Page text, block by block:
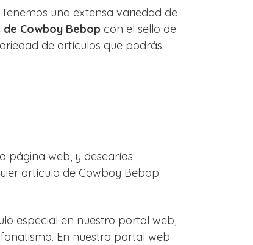
una extensa variedad de
de Cowboy Bebop con el sello de
de artículos que podrás
página web, y desearías
artículo de Cowboy Bebop
especial en nuestro portal web,
En nuestro portal web